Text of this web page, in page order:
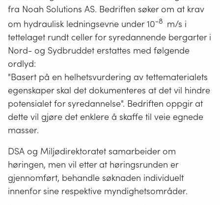
fra Noah Solutions AS. Bedriften søker om at krav
om hydraulisk ledningsevne under 10-8 m/s i
tettelaget rundt celler for syredannende bergarter i
Nord- og Sydbruddet erstattes med følgende
ordlyd:
"Basert på en helhetsvurdering av tettematerialets
egenskaper skal det dokumenteres at det vil hindre
potensialet for syredannelse". Bedriften oppgir at
dette vil gjøre det enklere å skaffe til veie egnede
masser.
DSA og Miljødirektoratet samarbeider om
høringen, men vil etter at høringsrunden er
gjennomført, behandle søknaden individuelt
innenfor sine respektive myndighetsområder.